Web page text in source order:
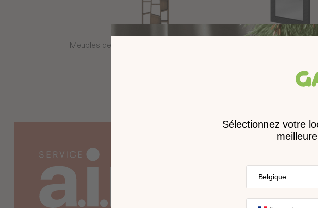
Meubles de rangement : design et volumes variés